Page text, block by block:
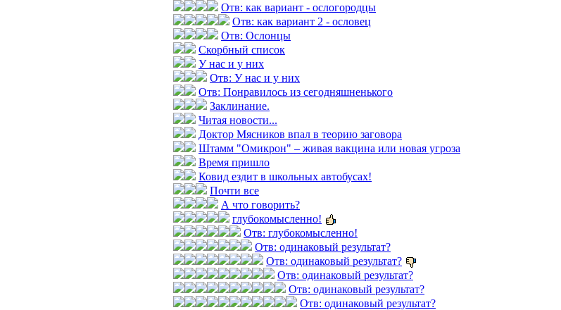
Отв: как вариант - ослогородцы
Отв: как вариант 2 - ословец
Отв: Ослонцы
Скорбный список
У нас и у них
Отв: У нас и у них
Отв: Понравилось из сегодняшненького
Заклинание.
Читая новости...
Доктор Мясников впал в теорию заговора
Штамм "Омикрон" – живая вакцина или новая угроза
Время пришло
Ковид ездит в школьных автобусах!
Почти все
А что говорить?
глубокомысленно!
Отв: глубокомысленно!
Отв: одинаковый результат?
Отв: одинаковый результат?
Отв: одинаковый результат?
Отв: одинаковый результат?
Отв: одинаковый результат?